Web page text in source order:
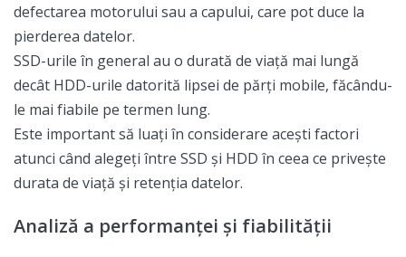
defectarea motorului sau a capului, care pot duce la
pierderea datelor.
SSD-urile în general au o durată de viață mai lungă
decât HDD-urile datorită lipsei de părți mobile, făcându-
le mai fiabile pe termen lung.
Este important să luați în considerare acești factori
atunci când alegeți între SSD și HDD în ceea ce privește
durata de viață și retenția datelor.
Analiză a performanței și fiabilității